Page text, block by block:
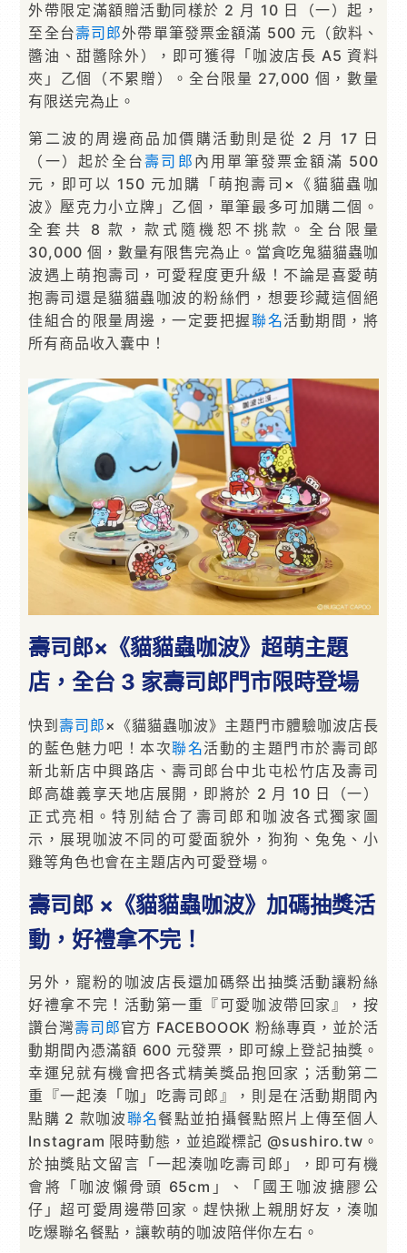
外帶限定滿額贈活動同樣於 2 月 10 日（一）起，
至全台壽司郎外帶單筆發票金額滿 500 元（飲料、
醬油、甜醬除外），即可獲得「咖波店長 A5 資料
夾」乙個（不累贈）。全台限量 27,000 個，數量
有限送完為止。
第二波的周邊商品加價購活動則是從 2 月 17 日
（一）起於全台壽司郎 內用單筆發票金額滿 500
元，即可以 150 元加購「萌抱壽司×《貓貓蟲咖
波》壓克力小立牌」乙個，單筆最多可加購二個。
全套共 8 款，款式隨機恕不挑款。全台限量
30,000 個，數量有限售完為止。當貪吃鬼貓貓蟲咖
波遇上萌抱壽司，可愛程度更升級！不論是喜愛萌
抱壽司還是貓貓蟲咖波的粉絲們，想要珍藏這個絕
佳組合的限量周邊，一定要把握聯名活動期間，將
所有商品收入囊中！
壽司郎×《貓貓蟲咖波》超萌主題
店，全台 3 家壽司郎門市限時登場
快到壽司郎×《貓貓蟲咖波》主題門市體驗咖波店長
的藍色魅力吧！本次聯名活動的主題門市於壽司郎
新北新店中興路店、壽司郎台中北屯松竹店及壽司
郎高雄義享天地店展開，即將於 2 月 10 日（一）
正式亮相。特別結合了壽司郎和咖波各式獨家圖
示，展現咖波不同的可愛面貌外，狗狗、兔兔、小
雞等角色也會在主題店內可愛登場。
壽司郎 ×《貓貓蟲咖波》加碼抽獎活
動，好禮拿不完！
另外，寵粉的咖波店長還加碼祭出抽獎活動讓粉絲
好禮拿不完！活動第一重『可愛咖波帶回家』，按
讚台灣壽司郎官方 FACEBOOOK 粉絲專頁，並於活
動期間內憑滿額 600 元發票，即可線上登記抽獎。
幸運兒就有機會把各式精美獎品抱回家；活動第二
重『一起湊「咖」吃壽司郎』，則是在活動期間內
點購 2 款咖波聯名餐點並拍攝餐點照片上傳至個人
Instagram 限時動態，並追蹤標記 @sushiro.tw。
於抽獎貼文留言「一起湊咖吃壽司郎」，即可有機
會將「咖波懶骨頭 65cm」、「國王咖波搪膠公
仔」超可愛周邊帶回家。趕快揪上親朋好友，湊咖
吃爆聯名餐點，讓軟萌的咖波陪伴你左右。